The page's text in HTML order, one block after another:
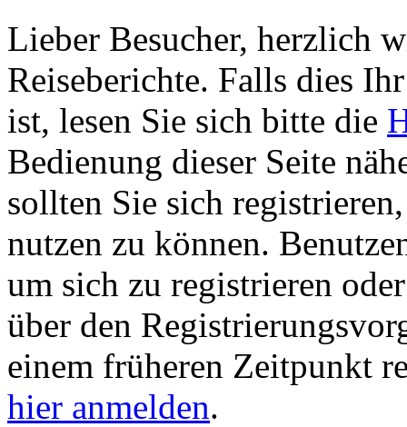
Lieber Besucher, herzlich
Reiseberichte. Falls dies
ist, lesen Sie sich bitte die
Bedienung dieser Seite
sollten Sie sich
nutzen zu können.
um sich zu registrieren
über den
einem früheren Zeitpunkt
hier anmelden.